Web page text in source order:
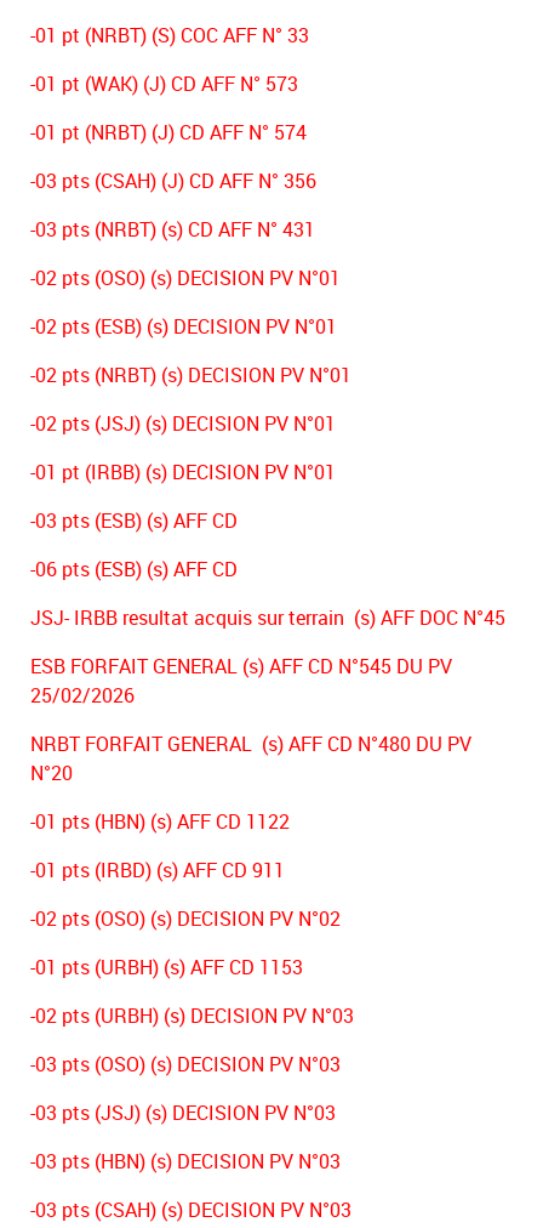
-01 pt (NRBT) (S) COC AFF N° 33
-01 pt (WAK) (J) CD AFF N° 573
-01 pt (NRBT) (J) CD AFF N° 574
-03 pts (CSAH) (J) CD AFF N° 356
-03 pts (NRBT) (s) CD AFF N° 431
-02 pts (OSO) (s) DECISION PV N°01
-02 pts (ESB) (s) DECISION PV N°01
-02 pts (NRBT) (s) DECISION PV N°01
-02 pts (JSJ) (s) DECISION PV N°01
-01 pt (IRBB) (s) DECISION PV N°01
-03 pts (ESB) (s) AFF CD
-06 pts (ESB) (s) AFF CD
JSJ- IRBB resultat acquis sur terrain (s) AFF DOC N°45
ESB FORFAIT GENERAL (s) AFF CD N°545 DU PV
25/02/2026
NRBT FORFAIT GENERAL (s) AFF CD N°480 DU PV
N°20
-01 pts (HBN) (s) AFF CD 1122
-01 pts (IRBD) (s) AFF CD 911
-02 pts (OSO) (s) DECISION PV N°02
-01 pts (URBH) (s) AFF CD 1153
-02 pts (URBH) (s) DECISION PV N°03
-03 pts (OSO) (s) DECISION PV N°03
-03 pts (JSJ) (s) DECISION PV N°03
-03 pts (HBN) (s) DECISION PV N°03
-03 pts (CSAH) (s) DECISION PV N°03